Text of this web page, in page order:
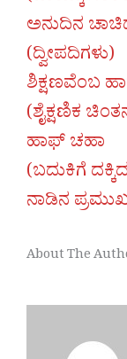
ಅನುದಿನ
(ದ್ವೀಪದಿಗಳು)
ಶಿಕ್ಷಣವೆಂಬ
(ಶೈಕ್ಷಣಿಕ
ಹಾಫ್ ಚಹಾ
(ಬದುಕಿಗೆ
ನಾಡಿನ
About The